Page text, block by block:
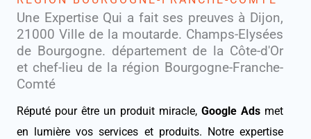
Une Expertise Qui a fait ses preuves à Dijon,
21000 Ville de la moutarde. Champs-Elysées
de Bourgogne. département de la Côte-d'Or
et chef-lieu de la région Bourgogne-Franche-
Comté
Réputé pour être un produit miracle, Google Ads met
en lumière vos services et produits. Notre expertise